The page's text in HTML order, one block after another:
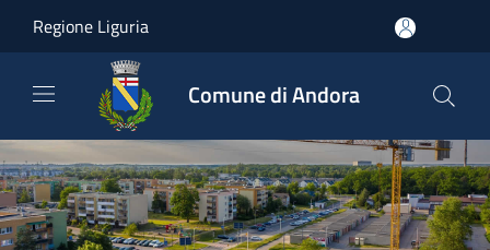
Regione Liguria
Comune di Andora